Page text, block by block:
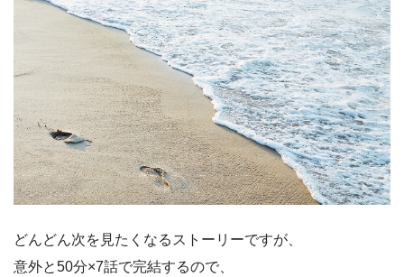
どんどん次を見たくなるストーリーですが、
意外と50分×7話で完結するので、